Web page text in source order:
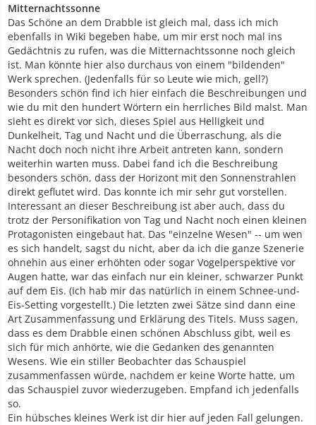
Mitternachtssonne
Das Schöne an dem Drabble ist gleich mal, dass ich mich
ebenfalls in Wiki begeben habe, um mir erst noch mal ins
Gedächtnis zu rufen, was die Mitternachtssonne noch gleich
ist. Man könnte hier also durchaus von einem "bildenden"
Werk sprechen. (Jedenfalls für so Leute wie mich, gell?)
Besonders schön find ich hier einfach die Beschreibungen und
wie du mit den hundert Wörtern ein herrliches Bild malst. Man
sieht es direkt vor sich, dieses Spiel aus Helligkeit und
Dunkelheit, Tag und Nacht und die Überraschung, als die
Nacht doch noch nicht ihre Arbeit antreten kann, sondern
weiterhin warten muss. Dabei fand ich die Beschreibung
besonders schön, dass der Horizont mit den Sonnenstrahlen
direkt geflutet wird. Das konnte ich mir sehr gut vorstellen.
Interessant an dieser Beschreibung ist aber auch, dass du
trotz der Personifikation von Tag und Nacht noch einen kleinen
Protagonisten eingebaut hat. Das "einzelne Wesen" -- um wen
es sich handelt, sagst du nicht, aber da ich die ganze Szenerie
ohnehin aus einer erhöhten oder sogar Vogelperspektive vor
Augen hatte, war das einfach nur ein kleiner, schwarzer Punkt
auf dem Eis. (Ich hab mir das natürlich in einem Schnee-und-
Eis-Setting vorgestellt.) Die letzten zwei Sätze sind dann eine
Art Zusammenfassung und Erklärung des Titels. Muss sagen,
dass es dem Drabble einen schönen Abschluss gibt, weil es
sich für mich anhörte, wie die Gedanken des genannten
Wesens. Wie ein stiller Beobachter das Schauspiel
zusammenfassen würde, nachdem er keine Worte hatte, um
das Schauspiel zuvor wiederzugeben. Empfand ich jedenfalls
so.
Ein hübsches kleines Werk ist dir hier auf jeden Fall gelungen.